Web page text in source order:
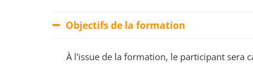
Objectifs de la formation
À l'issue de la formation, le participant sera